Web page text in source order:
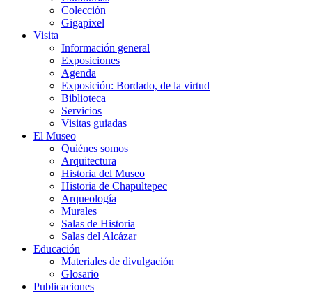
Colección
Gigapixel
Visita
Información general
Exposiciones
Agenda
Exposición: Bordado, de la virtud
Biblioteca
Servicios
Visitas guiadas
El Museo
Quiénes somos
Arquitectura
Historia del Museo
Historia de Chapultepec
Arqueología
Murales
Salas de Historia
Salas del Alcázar
Educación
Materiales de divulgación
Glosario
Publicaciones